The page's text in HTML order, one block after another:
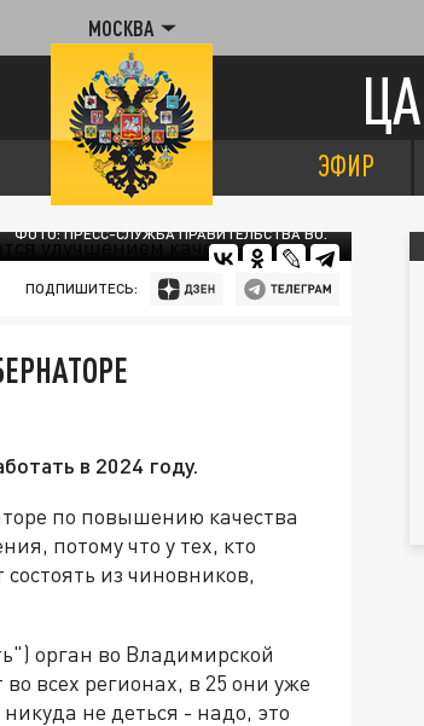
МОСКВА
ЭФИР
ФОТО: ПРЕСС-СЛУЖБА ПРАВИТЕЛЬСТВА ВО.
ПОДПИШИТЕСЬ:
в 2024 году.
по повышению качества
потому что у тех, кто
из чиновников,
орган во Владимирской
всех регионах, в 25 они уже
не деться - надо, это